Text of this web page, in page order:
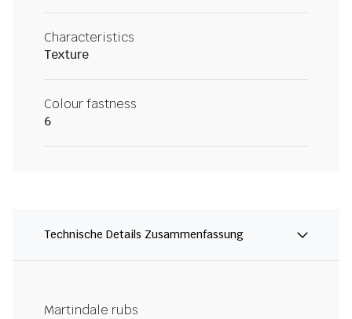
Characteristics
Texture
Colour fastness
6
Technische Details Zusammenfassung
Martindale rubs